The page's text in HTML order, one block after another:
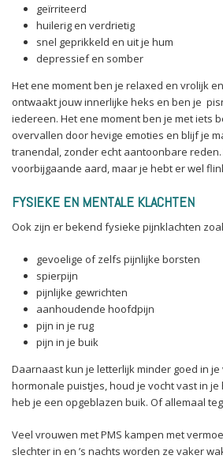
geïrriteerd
huilerig en verdrietig
snel geprikkeld en uit je hum
depressief en somber
Het ene moment ben je relaxed en vrolijk
ontwaakt jouw innerlijke heks en ben je
iedereen. Het ene moment ben je met iets
overvallen door hevige emoties en blijf je
tranendal, zonder echt aantoonbare
voorbijgaande aard, maar je hebt er wel
FYSIEKE EN MENTALE KLACHTEN
Ook zijn er bekend fysieke pijnklachten
gevoelige of zelfs pijnlijke borsten
spierpijn
pijnlijke gewrichten
aanhoudende hoofdpijn
pijn in je rug
pijn in je buik
Daarnaast kun je letterlijk minder goed in je
hormonale puistjes, houd je vocht vast in
heb je een opgeblazen buik. Of allemaal
Veel vrouwen met PMS kampen met
slechter in en ’s nachts worden ze vaker